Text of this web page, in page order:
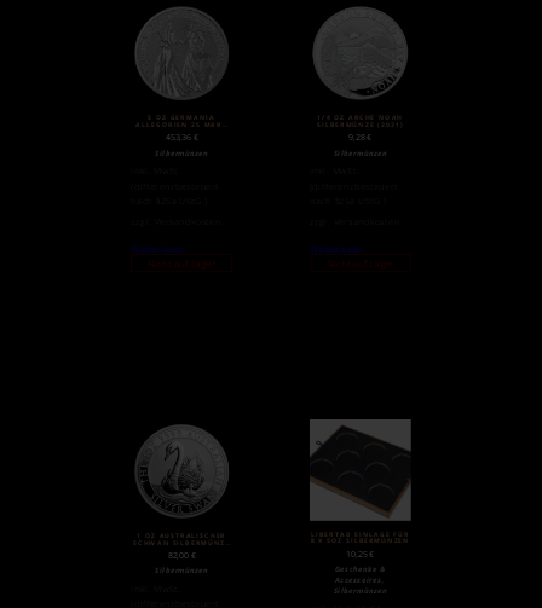
5 OZ GERMANIA
ALLEGORIEN 25 MARK
453,36 €
Silbermünzen
Weiterlesen
Nicht auf Lager
1/4 OZ ARCHE NOAH
SILBERMÜNZE (2021)
9,28€
Silbermünzen
Weiterlesen
Nicht auf Lager
1 OZ AUSTRALISCHER
SCHWAN SILBERMÜNZE
82,00 €
Silbermünzen
LIBERTAD EINLAGE FÜR
8 X 5OZ SILBERMÜNZEN
10,25€
Geschenke &
Accessoires
Silbermünzen